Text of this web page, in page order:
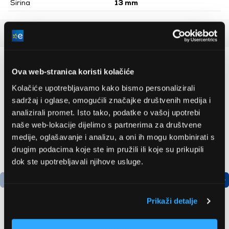
Ova web-stranica koristi kolačiće
Kolačiće upotrebljavamo kako bismo personalizirali
sadržaj i oglase, omogućili značajke društvenih medija i
analizirali promet. Isto tako, podatke o vašoj upotrebi
naše web-lokacije dijelimo s partnerima za društvene
medije, oglašavanje i analizu, a oni ih mogu kombinirati s
drugim podacima koje ste im pružili ili koje su prikupili
dok ste upotrebljavali njihove usluge.
Prikaži detalje
Širina 13 mm
Detaljan opis
Preporučujemo za vas